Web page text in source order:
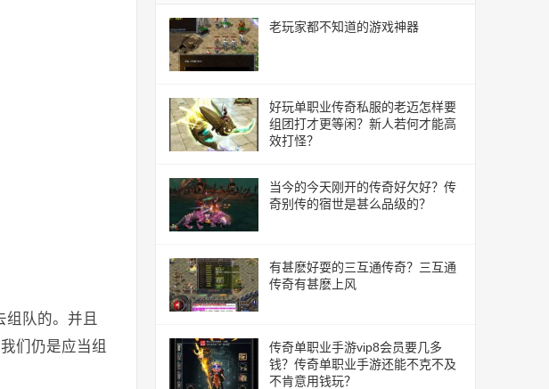
队的。并且
们仍是应当组
老玩家都不知道的游戏神器
好玩单职业传奇私服的老迈怎样要
组团打才更等闲？新人若何才能高
效打怪？
当今的今天刚开的传奇好欠好？传
奇别传的宿世是甚么品级的？
有甚麽好耍的三互通传奇？三互通
传奇有甚麽上风
传奇单职业手游vip8会员要几多
钱？传奇单职业手游还能不克不及
不肯意用钱玩？